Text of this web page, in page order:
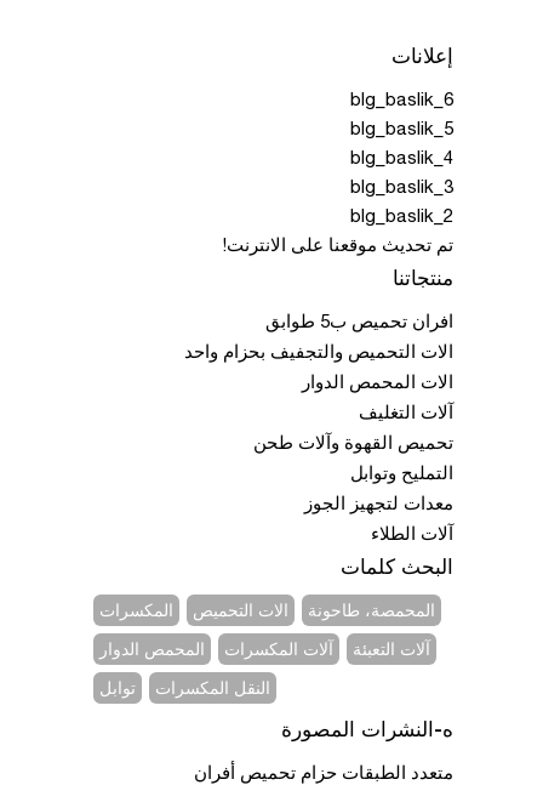
إعلانات
blg_baslik_6
blg_baslik_5
blg_baslik_4
blg_baslik_3
blg_baslik_2
تم تحديث موقعنا على الانترنت!
منتجاتنا
افران تحميص ب5 طوابق
الات التحميص والتجفيف بحزام واحد
الات المحمص الدوار
آلات التغليف
تحميص القهوة وآلات طحن
التمليح وتوابل
معدات لتجهيز الجوز
آلات الطلاء
البحث كلمات
المكسرات الات التحميص
المحمصة، طاحونة
المحمص الدوار
آلات المكسرات
آلات التعبئة
توابل
النقل المكسرات
ه-النشرات المصورة
متعدد الطبقات حزام تحميص أفران